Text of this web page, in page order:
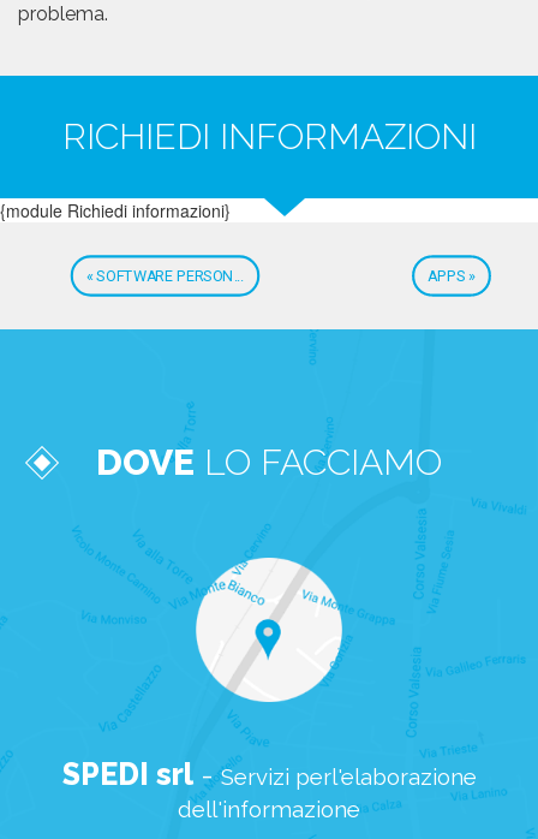
problema.
RICHIEDI INFORMAZIONI
{module Richiedi informazioni}
« SOFTWARE PERSON... APPS »
DOVE LO FACCIAMO
SPEDI srl-Servizi perl'elaborazione
dell'informazione